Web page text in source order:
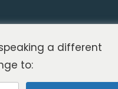
a different
to: